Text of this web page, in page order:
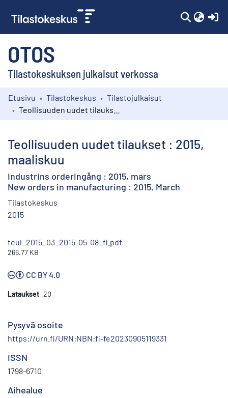
OTOS
Tilastokeskuksen julkaisut verkossa
Kokoelmat
Etusivu Tilastokeskus
Tilastojulkaisut
Teollisuuden uudet tilaukset : 2015,
maaliskuu
Industrins orderingång : 2015, mars
New orders in manufacturing : 2015, March
Tilastokeskus
2015
teul_2015_03_2015-05-08_fi.pdf
266.77 KB
CC BY 4.0
Lataukset 20
Pysyvä osoite
https://urn.fi/URN:NBN:fi-fe20230905119331
ISSN
1798-6710
Aihealue